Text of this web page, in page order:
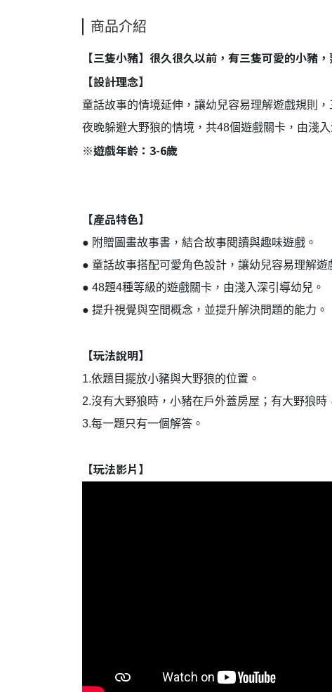
商品介紹
【三隻小豬】很久很久以前，有三隻可愛的小豬
【設計理念】
童話故事的情境延伸，讓幼兒容易理解遊戲規則
夜晚躲避大野狼的情境，共48個遊戲關卡，由淺
※遊戲年齡：3-6歲
【產品特色】
● 附贈圖畫故事書，結合故事閱讀與趣味遊戲。
● 童話故事搭配可愛角色設計，讓幼兒容易理解遊
● 48題4種等級的遊戲關卡，由淺入深引導幼兒。
● 提升視覺與空間概念，並提升解決問題的能力。
【玩法說明】
1.依題目擺放小豬與大野狼的位置。
2.沒有大野狼時，小豬在戶外蓋房屋；有大野狼
3.每一題只有一個解答。
【玩法影片】